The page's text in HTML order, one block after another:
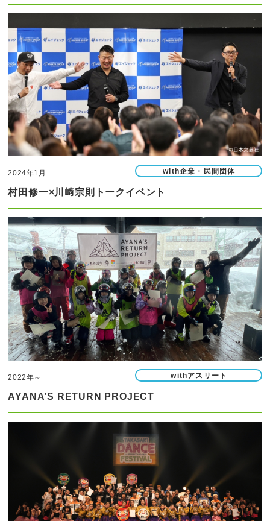
2024年1月 with企業・民間団体
村田修一×川﨑宗則トークイベント
2022年～ withアスリート
AYANA’S RETURN PROJECT